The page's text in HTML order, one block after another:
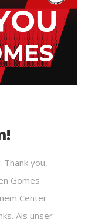
Thank you,
Gomes
Center
Als unser